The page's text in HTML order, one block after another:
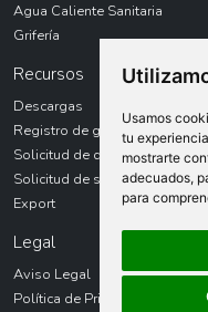
Usamos
tu
mostrarte
adecuados,
para
Agua Caliente Sanitaria
Grifería
Recursos
Descargas
Registro de garantías
Solicitud de devolución
Solicitud de servicio técnico
Export
Legal
Aviso Legal
Política de Privacidad